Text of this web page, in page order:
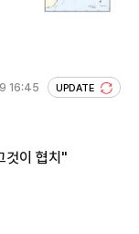
16:45 UPDATE
것이 협치"